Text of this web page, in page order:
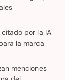
citado por la IA
la marca
menciones